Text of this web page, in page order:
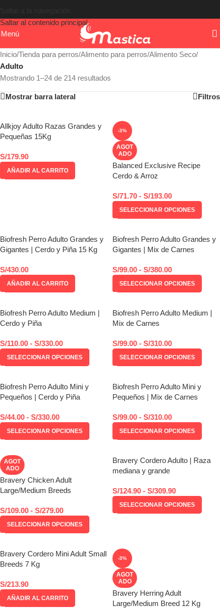
Saltar al contenido principal
Menú
Inicio/Tienda para perros/Alimento para perros/Alimento Seco/
Adulto
Mostrando 1–24 de 214 resultados
Mostrar barra lateral Filtros
Allkjoy Adulto Razas Grandes y
Pequeñas 15Kg
S/179.90
AÑADIR AL CARRITO
-3%
AGOT
ADO
Balanced Exclusive Recipe
Cerdo & Arroz
S/71.70 - S/193.00
SELECCIONAR OPCIONES
Biofresh Perro Adulto Grandes y
Gigantes | Cerdo y Piña 15 Kg
S/430.00
AÑADIR AL CARRITO
Biofresh Perro Adulto Grandes y
Gigantes | Mix de Carnes
S/99.00 - S/380.00
SELECCIONAR OPCIONES
Biofresh Perro Adulto Medium |
Cerdo y Piña
S/110.00 - S/330.00
SELECCIONAR OPCIONES
Biofresh Perro Adulto Medium |
Mix de Carnes
S/99.00 - S/310.00
SELECCIONAR OPCIONES
Biofresh Perro Adulto Mini y
Pequeños | Cerdo y Piña
S/44.00 - S/330.00
SELECCIONAR OPCIONES
Biofresh Perro Adulto Mini y
Pequeños | Mix de Carnes
S/99.00 - S/310.00
SELECCIONAR OPCIONES
AGOT
ADO
Bravery Chicken Adult
Large/Medium Breeds
S/109.00 - S/279.00
SELECCIONAR OPCIONES
Bravery Cordero Adulto | Raza
mediana y grande
S/124.90 - S/309.90
SELECCIONAR OPCIONES
Bravery Cordero Mini Adult Small
Breeds 7 Kg
S/213.90
AÑADIR AL CARRITO
-3%
AGOT
ADO
Bravery Herring Adult
Large/Medium Breed 12 Kg